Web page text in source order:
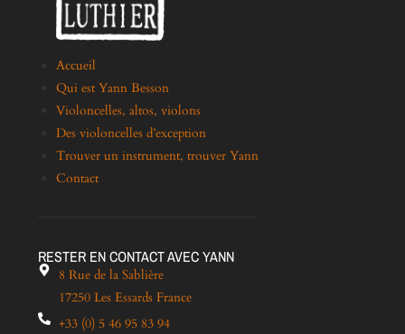
Accueil
Qui est Yann Besson
Violoncelles, altos, violons
Des violoncelles d’exception
Trouver un instrument, trouver Yann
Contact
RESTER EN CONTACT AVEC YANN
8 Rue de la Sablière
17250 Les Essards France
+33 (0) 5 46 95 83 94